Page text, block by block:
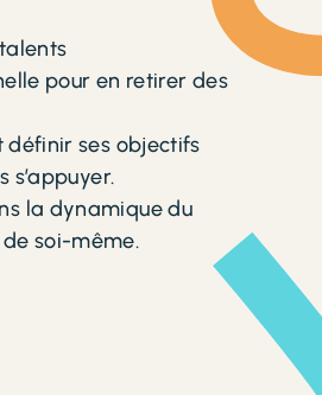
pour en retirer des
définir ses objectifs
s’appuyer.
la dynamique du
soi-même.